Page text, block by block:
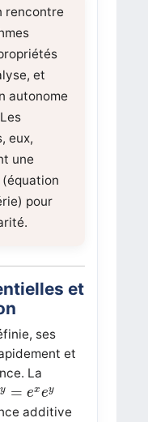
rencontre
et
autonome
eux,
une
pour
et
ses
et
La
y = exey
y = xe y
additive